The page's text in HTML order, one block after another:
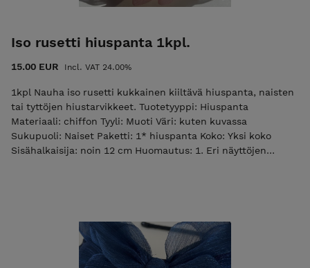
Iso rusetti hiuspanta 1kpl.
15.00 EUR Incl. VAT 24.00%
1kpl Nauha iso rusetti kukkainen kiiltävä hiuspanta, naisten
tai tyttöjen hiustarvikkeet. Tuotetyyppi: Hiuspanta
Materiaali: chiffon Tyyli: Muoti Väri: kuten kuvassa
Sukupuoli: Naiset Paketti: 1* hiuspanta Koko: Yksi koko
Sisähalkaisija: noin 12 cm Huomautus: 1. Eri näyttöjen